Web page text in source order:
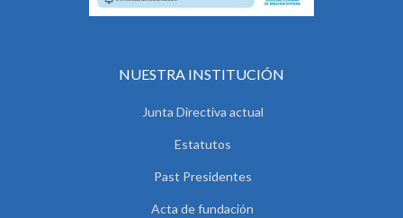
NUESTRA INSTITUCIÓN
Junta Directiva actual
Estatutos
Past Presidentes
Acta de fundación